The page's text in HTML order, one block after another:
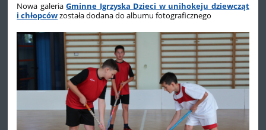
Nowa galeriaGminne Igrzyska Dzieci w unihokeju dziewcząt
i chłopcówzostała dodana do albumu fotograficznego